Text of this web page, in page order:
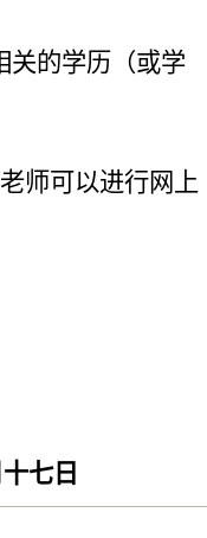
关的学历（或学
师可以进行网上
七日